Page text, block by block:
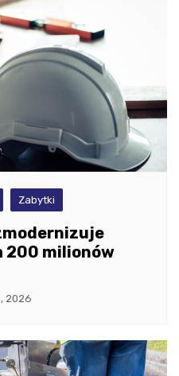
Zabytki
200 milionów
2026